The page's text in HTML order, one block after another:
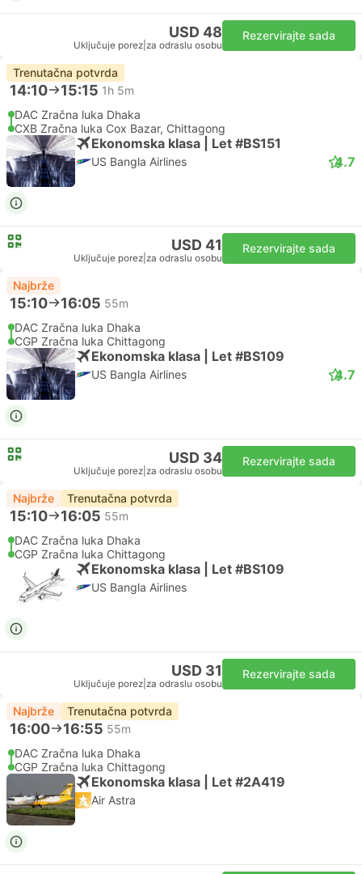
USD 48
Uključuje porez za odraslu osobu
Rezervirajte sada
Trenutačna potvrda
14:10 15:15 1h 5m
DAC Zračna luka Dhaka
CXB Zračna luka Cox Bazar, Chittagong
Ekonomska klasa | Let #BS151
US Bangla Airlines 4.7
USD 41
Uključuje porez za odraslu osobu
Rezervirajte sada
Najbrže
15:10 16:05 55m
DAC Zračna luka Dhaka
CGP Zračna luka Chittagong
Ekonomska klasa | Let #BS109
US Bangla Airlines 4.7
USD 34
Uključuje porez za odraslu osobu
Rezervirajte sada
Najbrže Trenutačna potvrda
15:10 16:05 55m
DAC Zračna luka Dhaka
CGP Zračna luka Chittagong
Ekonomska klasa | Let #BS109
US Bangla Airlines
USD 31
Uključuje porez za odraslu osobu
Rezervirajte sada
Najbrže Trenutačna potvrda
16:00 16:55 55m
DAC Zračna luka Dhaka
CGP Zračna luka Chittagong
Ekonomska klasa | Let #2A419
Air Astra